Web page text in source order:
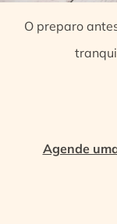
O preparo
Agende